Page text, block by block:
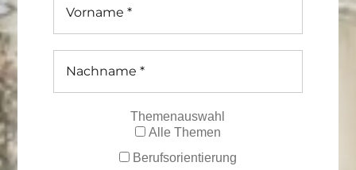
Themenauswahl
Alle Themen
Berufsorientierung